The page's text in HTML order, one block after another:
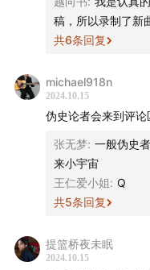
程衍樑（微博
徐松岩，西南大学历
- 时间轴 -
史学家色诺芬也
三大史家亲历古
22:23 为被嫌弃的希罗
稿，所以录制了新
共6条回复
michael918n
2024.10.15
伪史论者会来到评
张无梦: 一般伪史
来小宇宙
王仁爱小姐: Q
共5条回复
提篮桥夜未眠
2024.10.15